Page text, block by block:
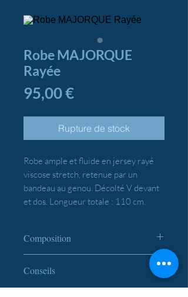
Robe MAJORQUE
Rayée
95,00 €Prix
Rupture de stock
Robe ample et fluide en jersey rayé
viscose stretch, retenue par un
bandeau au genou. Décolté V devant
et dos. Longueur totale : 110 cm.
Composition
Conseils